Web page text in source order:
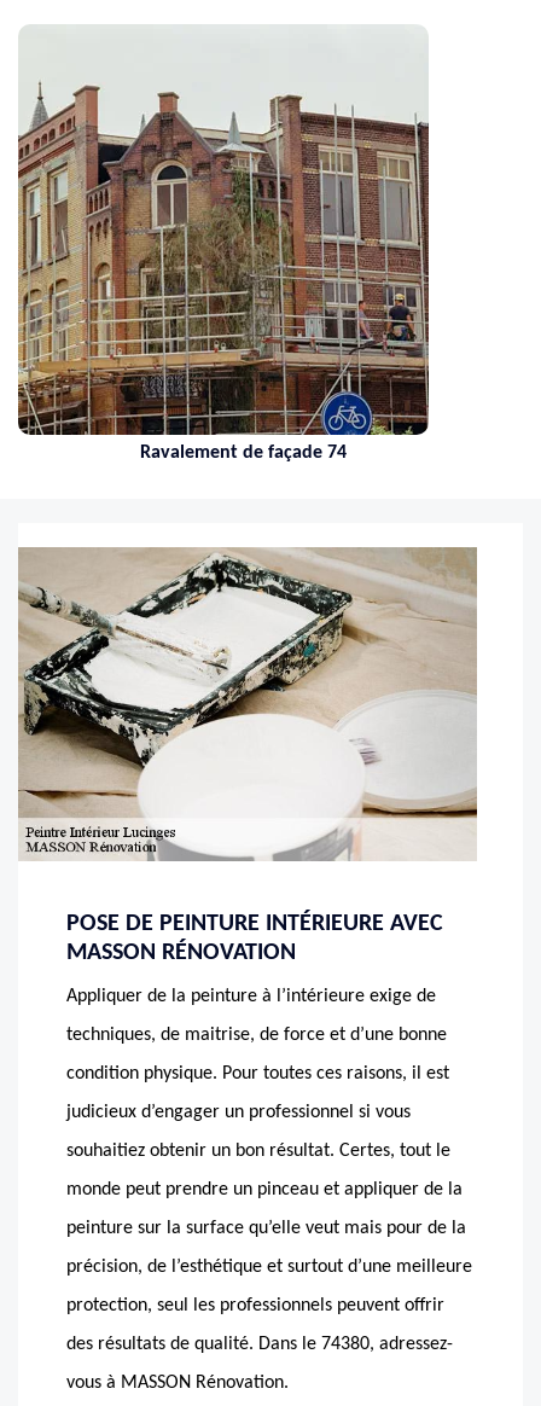
Ravalement de façade 74
POSE DE PEINTURE INTÉRIEURE AVEC
MASSON RÉNOVATION
Appliquer de la peinture à l’intérieure exige de
techniques, de maitrise, de force et d’une bonne
condition physique. Pour toutes ces raisons, il est
judicieux d’engager un professionnel si vous
souhaitiez obtenir un bon résultat. Certes, tout le
monde peut prendre un pinceau et appliquer de la
peinture sur la surface qu’elle veut mais pour de la
précision, de l’esthétique et surtout d’une meilleure
protection, seul les professionnels peuvent offrir
des résultats de qualité. Dans le 74380, adressez-
vous à MASSON Rénovation.